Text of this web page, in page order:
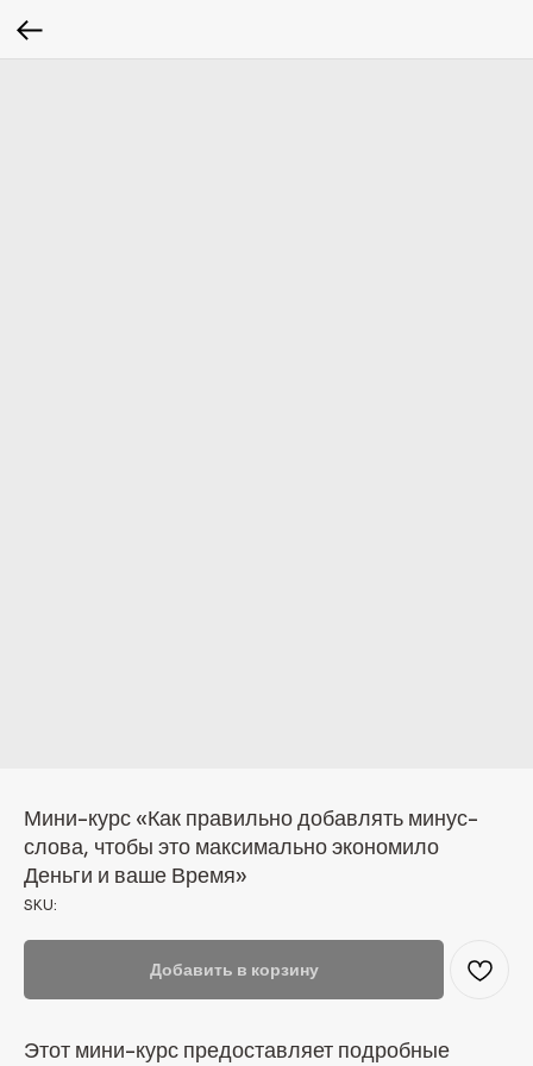
Мини-курс «Как правильно добавлять минус-
слова, чтобы это максимально экономило
Деньги и ваше Время»
SKU:
Добавить в корзину
Этот мини-курс предоставляет подробные